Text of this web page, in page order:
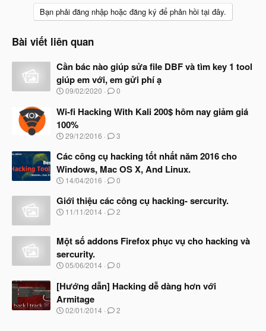
Bạn phải đăng nhập hoặc đăng ký để phản hồi tại đây.
Bài viết liên quan
Cần bác nào giúp sửa file DBF và tìm key 1 tool
giúp em với, em gửi phí ạ
N
à
y
b
ắ
đ
ầ
u
09/02/2020 0
Wi-fi Hacking With Kali 200$ hôm nay giảm giá
100%
N
à
b
ắ
đ
ầ
29/12/2016 3
Các công cụ hacking tốt nhất năm 2016 cho
Windows, Mac OS X, And Linux.
N
à
y
b
t
đ
ầ
u
14/04/2016 0
Giới thiệu các công cụ hacking- sercurity.
N
y
b
ắ
t
ầ
u
11/11/2014 2
Một số addons Firefox phục vụ cho hacking và
sercurity.
N
à
y
b
ắ
05/06/2014 0
[Hướng dẫn] Hacking dễ dàng hơn với
Armitage
N
02/01/2014 2